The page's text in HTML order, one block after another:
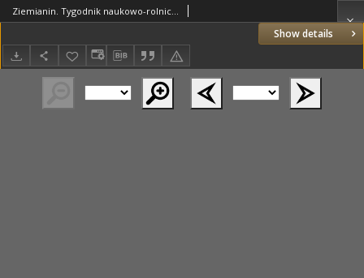
Show details
Ziemianin. Tygodnik naukowo-rolniczy i ekonomiczny; organ Centralnego Towarzystwa Gospodarczego w Wielkim Księstwe Poznańskim 1918.06.16 R.69 Nr24